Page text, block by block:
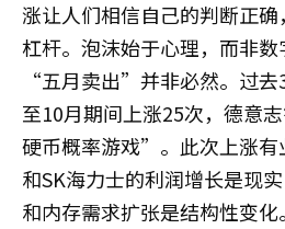
涨让人们相信自己的判断正
杠杆。泡沫始于心理，而非数
“五月卖出”并非必然。过去
至10月期间上涨25次，德意
硬币概率游戏”。此次上涨有
和SK海力士的利润增长是现
和内存需求扩张是结构性变